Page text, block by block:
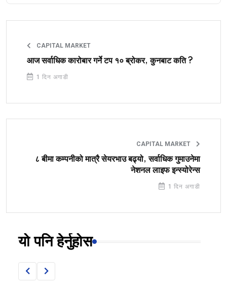
CAPITAL MARKET
आज सर्वाधिक कारोबार गर्ने टप १० ब्रोकर, कुनबाट कति ?
1 दिन अगाडी
CAPITAL MARKET
८ बीमा कम्पनीको मात्रै सेयरभाउ बढ्यो, सर्वाधिक गुमाउनेमा
नेशनल लाइफ इन्स्योरेन्स
1 दिन अगाडी
यो पनि हेर्नुहोस